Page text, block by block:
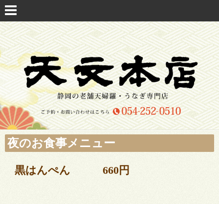
夜のお食事メニュー
黒はんぺん 660円